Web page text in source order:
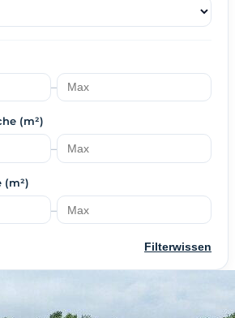
–
(m²)
–
(m²)
–
Filterwissen